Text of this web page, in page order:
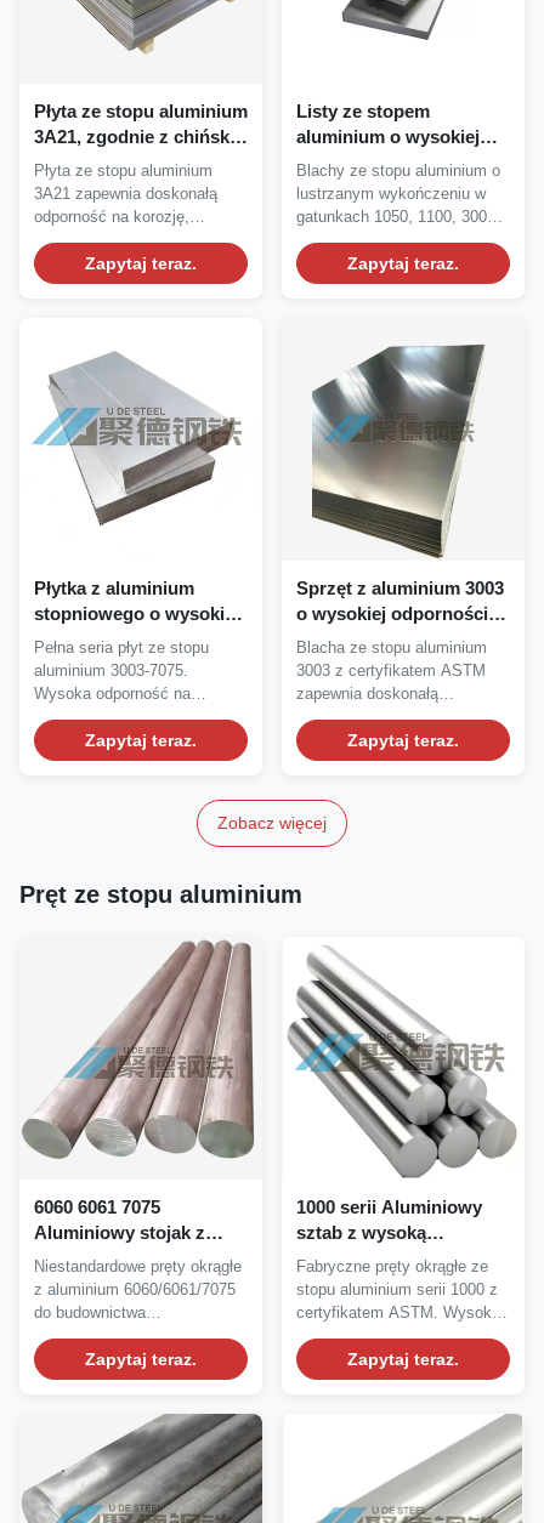
Płyta ze stopu aluminium
3A21, zgodnie z chińską
normą, o wysokiej
odporności na korozję,
doskonała
odkształcalność i
lekkość dla inżynierii
Płyta ze stopu aluminium
3A21 zapewnia doskonałą
odporność na korozję,
doskonałą odkształcalność...
Zapytaj teraz.
Listy ze stopem
aluminium o wysokiej
odporności na korozję i
właściwościach
wycinkowych i
spawalniczych
Blachy ze stopu aluminium o
lustrzanym wykończeniu w
gatunkach 1050, 1100, 3003,
5083 i 6061....
Zapytaj teraz.
Płytka z aluminium
stopniowego o wysokiej
odporności na korozję i
usługa cięcia na
zamówienie
Pełna seria płyt ze stopu
aluminium 3003-7075.
Wysoka odporność na
korozję, potwierdzona...
Zapytaj teraz.
Sprzęt z aluminium 3003
o wysokiej odporności
na korozję do izolacji
termicznej
Blacha ze stopu aluminium
3003 z certyfikatem ASTM
zapewnia doskonałą
odporność na korozję,...
Zapytaj teraz.
Zobacz więcej
Pręt ze stopu aluminium
6060 6061 7075
Aluminiowy stojak z
okrągłym prętem o
wysokiej odporności na
korozję i dostosowanym
rozmiarze do konstrukcji
przemysłowych
Niestandardowe pręty okrągłe
z aluminium 6060/6061/7075
do budownictwa
przemysłowego. Wysoka...
Zapytaj teraz.
1000 serii Aluminiowy
sztab z wysoką
odpornością na korozję i
usługą cięcia na
zamówienie
Fabryczne pręty okrągłe ze
stopu aluminium serii 1000 z
certyfikatem ASTM. Wysoka
odporność na...
Zapytaj teraz.